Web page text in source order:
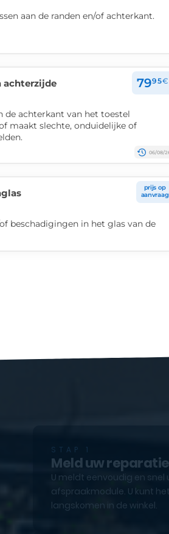
aan de randen en/of achterkant.
achterzijde 7995€
de achterkant van het toestel
maakt slechte, onduidelijke of
06/08/
prijs op
aanvraag
beschadigingen in het glas van de
STAP 1
Meld uw
U meldt eenvoudig en
afspraakmodule. U kunt
langskomen in de winkel.